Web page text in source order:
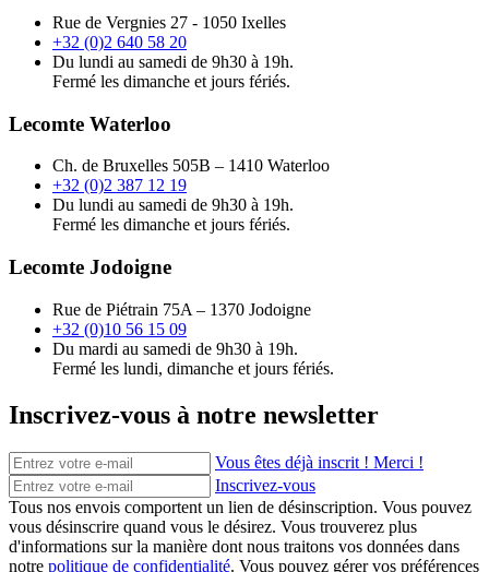
Rue de Vergnies 27 - 1050 Ixelles
+32 (0)2 640 58 20
Du lundi au samedi de 9h30 à 19h.
Fermé les dimanche et jours fériés.
Lecomte Waterloo
Ch. de Bruxelles 505B – 1410 Waterloo
+32 (0)2 387 12 19
Du lundi au samedi de 9h30 à 19h.
Fermé les dimanche et jours fériés.
Lecomte Jodoigne
Rue de Piétrain 75A – 1370 Jodoigne
+32 (0)10 56 15 09
Du mardi au samedi de 9h30 à 19h.
Fermé les lundi, dimanche et jours fériés.
Inscrivez-vous à notre newsletter
Vous êtes déjà inscrit ! Merci !
Inscrivez-vous
Tous nos envois comportent un lien de désinscription. Vous pouvez
vous désinscrire quand vous le désirez. Vous trouverez plus
d'informations sur la manière dont nous traitons vos données dans
notre politique de confidentialité. Vous pouvez gérer vos préférences